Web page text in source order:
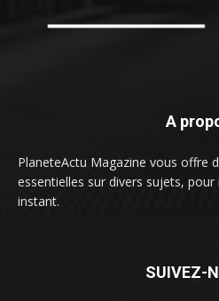
A
PlaneteActu Magazine vous offre
essentielles sur divers sujets,
instant.
SUIVEZ-